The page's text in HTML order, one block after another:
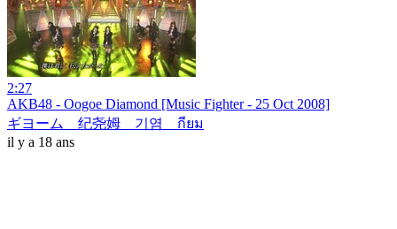
2:27
AKB48 - Oogoe Diamond [Music Fighter - 25 Oct 2008]
ギヨーム 纪尧姆 기염 กียม
il y a 18 ans